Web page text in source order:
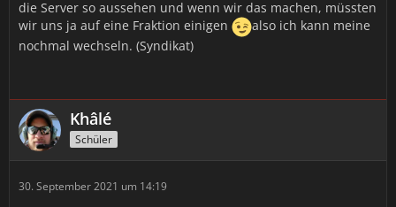
die Server so aussehen und wenn wir das machen, müssten
wir uns ja auf eine Fraktion einigen
also ich kann meine
nochmal wechseln. (Syndikat)
Khâlé
Schüler
30. September 2021 um 14:19